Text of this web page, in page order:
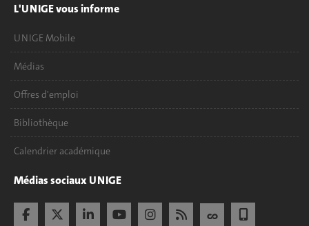
L'UNIGE vous informe
UNIGE Mobile
Médias
Offres d'emploi
Bibliothèque
Calendrier académique
Médias sociaux UNIGE